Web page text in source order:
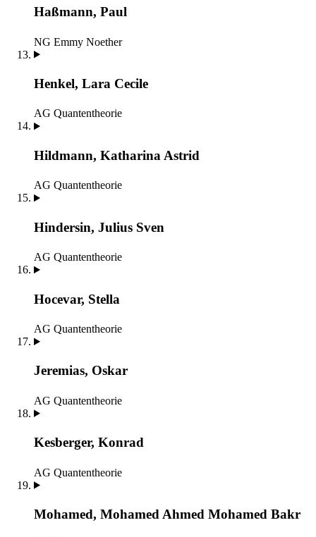
Haßmann, Paul
NG Emmy Noether
Henkel, Lara Cecile
AG Quantentheorie
Hildmann, Katharina Astrid
AG Quantentheorie
Hindersin, Julius Sven
AG Quantentheorie
Hocevar, Stella
AG Quantentheorie
Jeremias, Oskar
AG Quantentheorie
Kesberger, Konrad
AG Quantentheorie
Mohamed, Mohamed Ahmed Mohamed Bakr